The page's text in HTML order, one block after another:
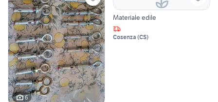
6
Materiale edile
Cosenza (CS)